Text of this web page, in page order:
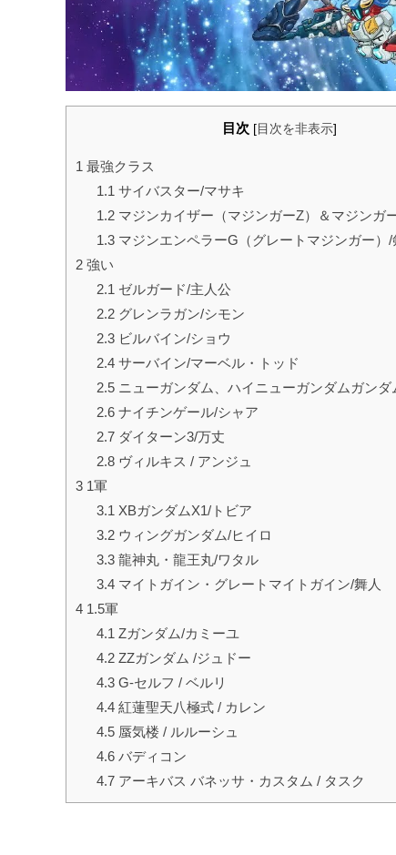
目次 [目次を非表示]
1 最強クラス
1.1 サイバスター/マサキ
1.2マジンカイザー（マジンガーZ）＆マジンガ
1.3マジンエンペラーG（グレートマジンガー）/
2 強い
2.1 ゼルガード/主人公
2.2グレンラガン/シモン
2.3ビルバイン/ショウ
2.4サーバイン/マーベル・トッド
2.5ニューガンダム、ハイニューガンダムガンダ
2.6ナイチンゲール/シャア
2.7ダイターン3/万丈
2.8ヴィルキス / アンジュ
3 1軍
3.1 XBガンダムX1/トビア
3.2ウィングガンダム/ヒイロ
3.3龍神丸・龍王丸/ワタル
3.4マイトガイン・グレートマイトガイン/舞人
4 1.5軍
4.1 Zガンダム/カミーユ
4.2ZZガンダム /ジュドー
4.3G-セルフ / ベルリ
4.4紅蓮聖天八極式 / カレン
4.5蜃気楼 / ルルーシュ
4.6バディコン
4.7アーキバス バネッサ・カスタム / タスク